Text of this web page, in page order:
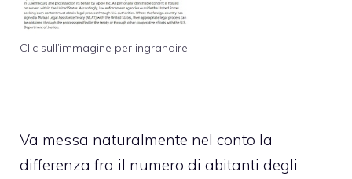
Clic sull’immagine per ingrandire
Va messa naturalmente nel conto la
differenza fra il numero di abitanti degli